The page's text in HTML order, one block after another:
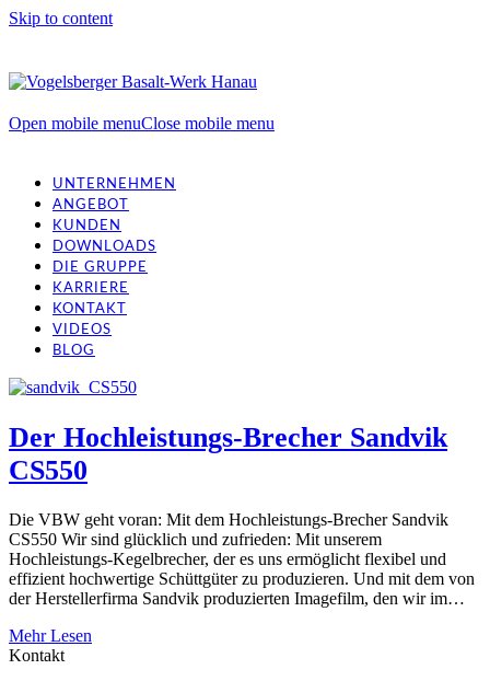
Skip to content
Open mobile menuClose mobile menu
UNTERNEHMEN
ANGEBOT
KUNDEN
DOWNLOADS
DIE GRUPPE
KARRIERE
KONTAKT
VIDEOS
BLOG
Der Hochleistungs-Brecher Sandvik
CS550
Die VBW geht voran: Mit dem Hochleistungs-Brecher Sandvik
CS550 Wir sind glücklich und zufrieden: Mit unserem
Hochleistungs-Kegelbrecher, der es uns ermöglicht flexibel und
effizient hochwertige Schüttgüter zu produzieren. Und mit dem von
der Herstellerfirma Sandvik produzierten Imagefilm, den wir im…
Mehr Lesen
Kontakt